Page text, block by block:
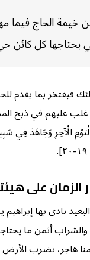
خيمة الحاج فيما
يحتاجها كل كائن
فيفتخر بما يقدم
عليهم في ذبح
الْآخِرِ وَجَاهَدَ فِي
الزمان على
نادى بها
أثمن ما
هاجر، تضرب